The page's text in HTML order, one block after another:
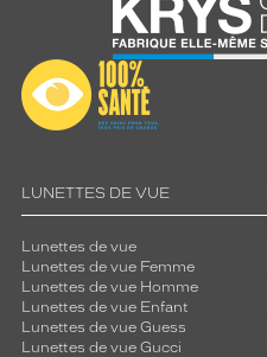
LUNETTES DE VUE
Lunettes de vue
Lunettes de vue Femme
Lunettes de vue Homme
Lunettes de vue Enfant
Lunettes de vue Guess
Lunettes de vue Gucci